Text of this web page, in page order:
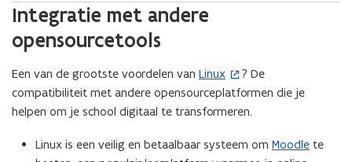
Integratie met andere
opensourcetools
Een van de grootste voordelen van Linux
(
o
p
n
? De
compatibiliteit met andere opensourceplatformen die je
helpen om je school digitaal te transformeren.
Linux is een veilig en betaalbaar systeem om Moodle te